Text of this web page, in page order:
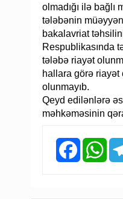
olmadığı ilə
tələbənin
bakalavriat
Respublikasında
tələbə riayət
hallara görə riayət
olunmayıb.
Qeyd edilənlərə
məhkəməsinin
Facebook